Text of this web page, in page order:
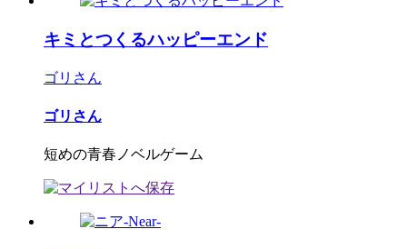
キミとつくるハッピーエンド
ゴリさん
ゴリさん
短めの青春ノベルゲーム